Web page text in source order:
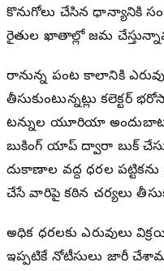
కొనుగోలు చేసిన ధాన్యానికి
రైతుల ఖాతాల్లో జమ
రానున్న పంట కాలానికి
తీసుకుంటున్నట్లు కలెక్టర్
టన్నుల యూరియా
బుకింగ్ యాప్ ద్వారా బుక్
దుకాణాల వద్ద ధరల
చేసే వారిపై కఠిన చర్యలు
అధిక ధరలకు ఎరువులు
ఇప్పటికే నోటీసులు జారీ